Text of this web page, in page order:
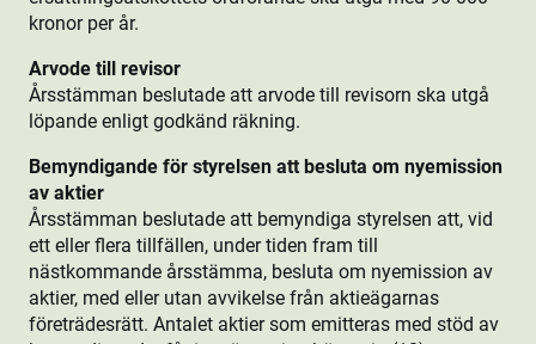
kronor per år.
Arvode till revisor
Årsstämman beslutade att arvode till revisorn ska utgå
löpande enligt godkänd räkning.
Bemyndigande för styrelsen att besluta om nyemission
av aktie­r
Årsstämman beslutade att bemyndiga styrelsen att, vid
ett eller flera tillfällen, under tiden fram till
nästkommande årsstämma, besluta om nyemission av
aktie­r, med eller utan avvikelse från aktie­ägarnas
företrädesrätt. Antalet aktie­r som emitteras med stöd av